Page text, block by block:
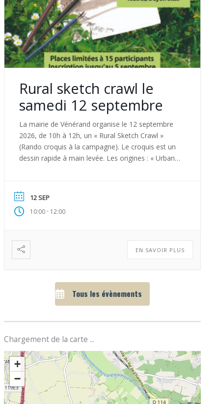
Rural sketch crawl le
samedi 12 septembre
La mairie de Vénérand organise le 12 septembre
2026, de 10h à 12h, un « Rural Sketch Crawl »
(Rando croquis à la campagne). Le croquis est un
dessin rapide à main levée. Les origines : « Urban
croquent sur le vif en observant en direct la […]
12 SEP
10:00- 12:00
EN SAVOIR PLUS
Tous les évènements
Chargement de la carte ...
+
−